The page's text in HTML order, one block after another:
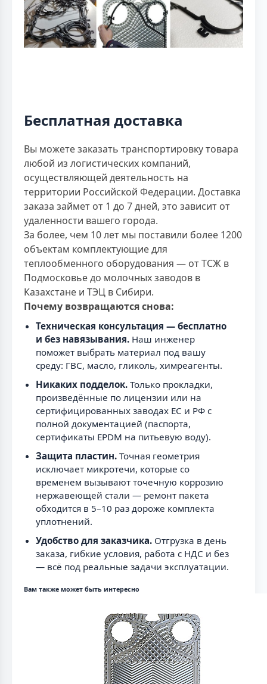
Бесплатная доставка
Вы можете заказать транспортировку товара
любой из логистических компаний,
осуществляющей деятельность на
территории Российской Федерации. Доставка
заказа займет от 1 до 7 дней, это зависит от
удаленности вашего города.
За более, чем 10 лет мы поставили более 1200
объектам комплектующие для
теплообменного оборудования — от ТСЖ в
Подмосковье до молочных заводов в
Казахстане и ТЭЦ в Сибири.
Почему возвращаются снова:
Техническая консультация — бесплатно
и без навязывания. Наш инженер
поможет выбрать материал под вашу
среду: ГВС, масло, гликоль, химреагенты.
Никаких подделок. Только прокладки,
произведённые по лицензии или на
сертифицированных заводах ЕС и РФ с
полной документацией (паспорта,
сертификаты EPDM на питьевую воду).
Защита пластин. Точная геометрия
исключает микротечи, которые со
временем вызывают точечную коррозию
нержавеющей стали — ремонт пакета
обходится в 5–10 раз дороже комплекта
уплотнений.
Удобство для заказчика. Отгрузка в день
заказа, гибкие условия, работа с НДС и без
— всё под реальные задачи эксплуатации.
Вам также может быть интересно